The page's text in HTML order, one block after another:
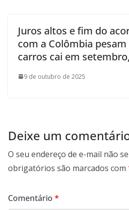
Juros altos e fim do
com a Colômbia
carros cai em
9 de outubro de 2025
Deixe um
O seu endereço de e-mail não
obrigatórios são marcados com
Comentário *